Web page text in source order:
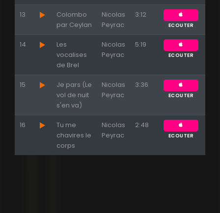
13
Colombo
par Ceylan
Nicolas
Peyrac
3:12
ECOUTER
14
Les
vocalises
de Brel
Nicolas
Peyrac
5:19
ECOUTER
15
Je pars (Le
vol de nuit
s'en va)
Nicolas
Peyrac
3:36
ECOUTER
16
Tu me
chavires le
corps
Nicolas
Peyrac
2:48
ECOUTER